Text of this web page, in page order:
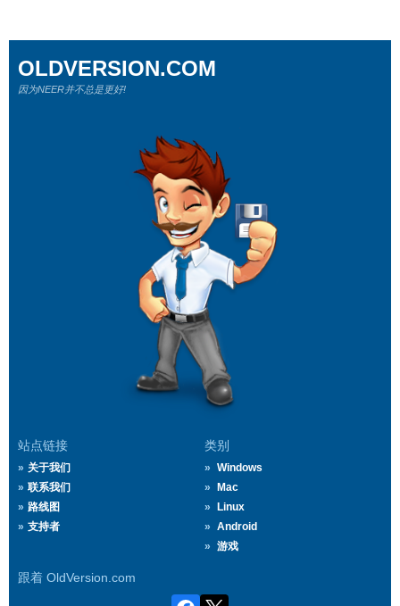
站点链接
关于我们
联系我们
路线图
支持者
类别
Windows
Mac
Linux
Android
游戏
跟着 OldVersion.com
OLDVERSION.COM
因为NEER并不总是更好!